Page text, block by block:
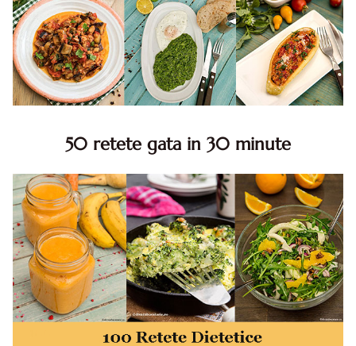
50 retete gata in 30 minute
minute. Retete rapide. Retete rapide de mancare. Idei
retete mancare rapid